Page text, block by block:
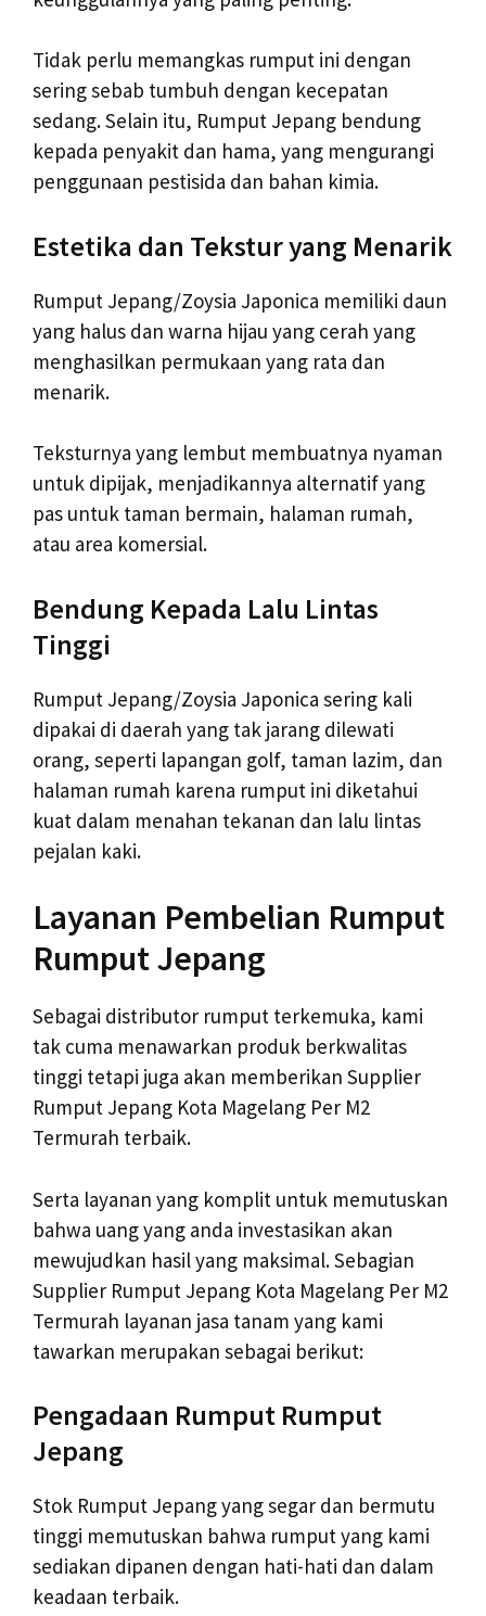
Tidak perlu memangkas rumput ini dengan
sering sebab tumbuh dengan kecepatan
sedang. Selain itu, Rumput Jepang bendung
kepada penyakit dan hama, yang mengurangi
penggunaan pestisida dan bahan kimia.
Estetika dan Tekstur yang Menarik
Rumput Jepang/Zoysia Japonica memiliki daun
yang halus dan warna hijau yang cerah yang
menghasilkan permukaan yang rata dan
menarik.
Teksturnya yang lembut membuatnya nyaman
untuk dipijak, menjadikannya alternatif yang
pas untuk taman bermain, halaman rumah,
atau area komersial.
Bendung Kepada Lalu Lintas
Tinggi
Rumput Jepang/Zoysia Japonica sering kali
dipakai di daerah yang tak jarang dilewati
orang, seperti lapangan golf, taman lazim, dan
halaman rumah karena rumput ini diketahui
kuat dalam menahan tekanan dan lalu lintas
pejalan kaki.
Layanan Pembelian Rumput
Rumput Jepang
Sebagai distributor rumput terkemuka, kami
tak cuma menawarkan produk berkwalitas
tinggi tetapi juga akan memberikan Supplier
Rumput Jepang Kota Magelang Per M2
Termurah terbaik.
Serta layanan yang komplit untuk memutuskan
bahwa uang yang anda investasikan akan
mewujudkan hasil yang maksimal. Sebagian
Supplier Rumput Jepang Kota Magelang Per M2
Termurah layanan jasa tanam yang kami
tawarkan merupakan sebagai berikut:
Pengadaan Rumput Rumput
Jepang
Stok Rumput Jepang yang segar dan bermutu
tinggi memutuskan bahwa rumput yang kami
sediakan dipanen dengan hati-hati dan dalam
keadaan terbaik.